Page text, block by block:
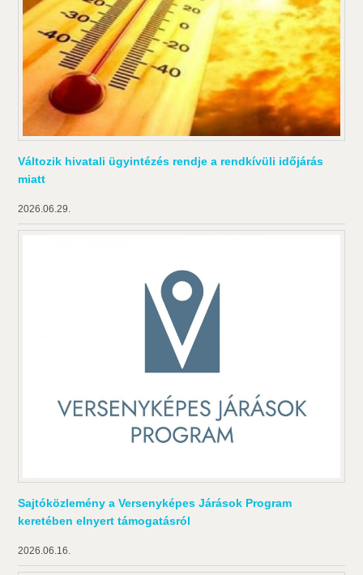
Változik hivatali ügyintézés rendje a rendkívüli időjárás
miatt
2026.06.29.
Sajtóközlemény a Versenyképes Járások Program
keretében elnyert támogatásról
2026.06.16.